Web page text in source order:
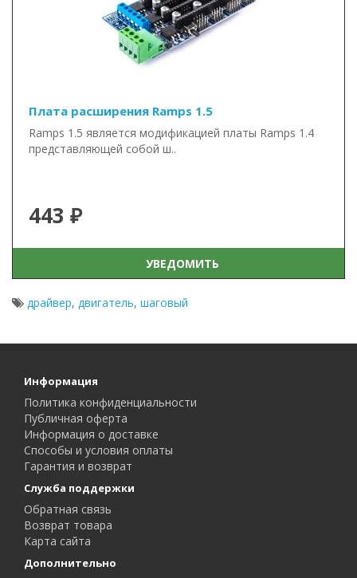
Плата расширения Ramps 1.5
Ramps 1.5 является модификацией платы Ramps 1.4
представляющей собой ш..
443 ₽
УВЕДОМИТЬ
драйвер, двигатель, шаговый
Информация
Политика конфиденциальности
Публичная оферта
Информация о доставке
Способы и условия оплаты
Гарантия и возврат
Служба поддержки
Обратная связь
Возврат товара
Карта сайта
Дополнительно